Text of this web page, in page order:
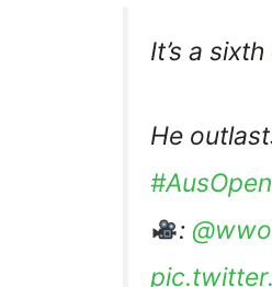
It’s a sixth
He
#AusOpen
: